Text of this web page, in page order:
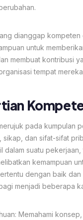
dianggap kompeten
untuk
membuat kontribusi
tempat
pada kumpulan
sikap, dan sifat-sifat
dalam suatu
kemampuan
dengan baik dan
menjadi beberapa
Memahami